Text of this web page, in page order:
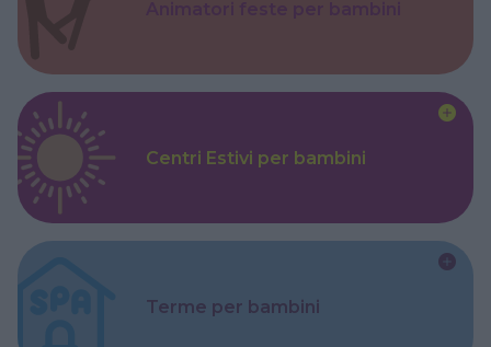
Centri Estivi per bambini
Terme per bambini